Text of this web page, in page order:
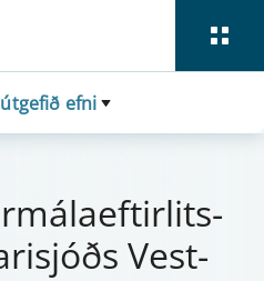
efni
Vest­